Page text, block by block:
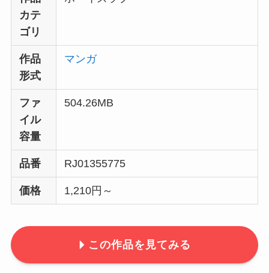
カテ
ゴリ
作品
形式
マンガ
ファ
イル
容量
504.26MB
品番 RJ01355775
価格 1,210円～
この作品を見てみる